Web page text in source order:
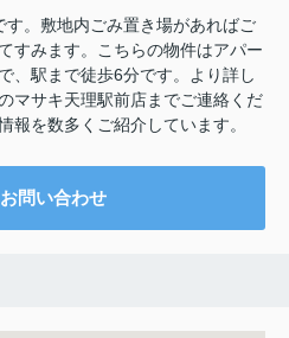
。敷地内ごみ置き場があればご
すみます。こちらの物件はアパー
、駅まで徒歩6分です。より詳し
マサキ天理駅前店までご連絡くだ
報を数多くご紹介しています。
お問い合わせ